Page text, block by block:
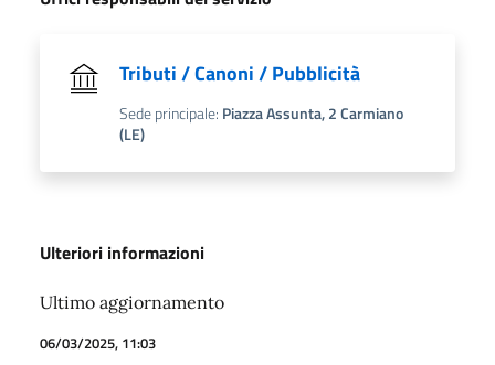
Tributi / Canoni / Pubblicità
Sede principale: Piazza Assunta, 2 Carmiano
(LE)
Ulteriori informazioni
Ultimo aggiornamento
06/03/2025, 11:03